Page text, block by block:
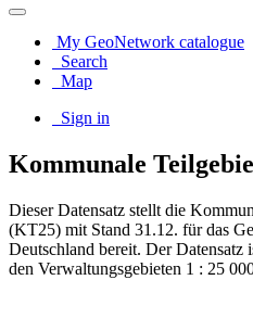
My GeoNetwork catalogue
Search
Map
Sign in
Kommunale
Dieser Datensatz stellt die
(KT25) mit Stand 31.12. für das
Deutschland bereit. Der Datensatz
den Verwaltungsgebieten 1 : 25